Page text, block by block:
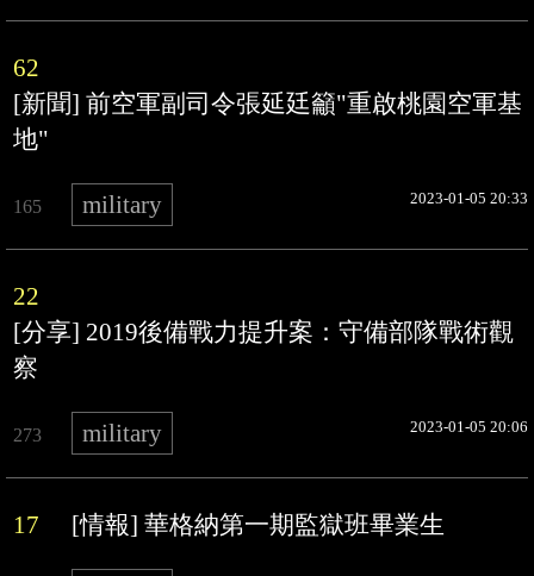
62
[新聞] 前空軍副司令張延廷籲"重啟桃園空軍基
地"
165 military 2023-01-05 20:33
22
[分享] 2019後備戰力提升案：守備部隊戰術觀
察
273 military 2023-01-05 20:06
17 [情報] 華格納第一期監獄班畢業生